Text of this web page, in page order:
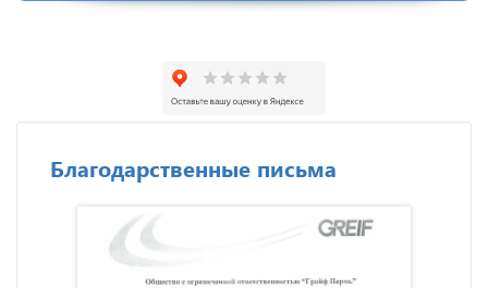
Благодарственные письма